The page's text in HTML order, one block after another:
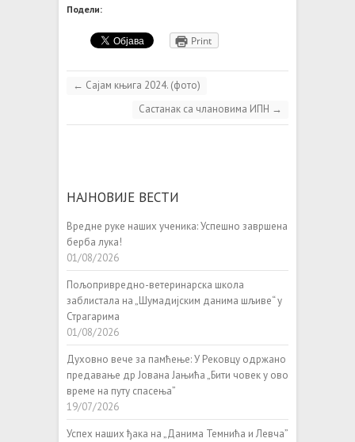
Подели:
Print
← Сајам књига 2024. (фото)
Састанак са члановима ИПН →
НАЈНОВИЈЕ ВЕСТИ
Вредне руке наших ученика: Успешно завршена
берба лука!
01/08/2026
Пољопривредно-ветеринарска школа
заблистала на „Шумадијским данима шљиве“ у
Страгарима
01/08/2026
Духовно вече за памћење: У Рековцу одржано
предавање др Јована Јањића „Бити човек у ово
време на путу спасења”
19/07/2026
Успех наших ђака на „Данима Темнића и Левча”